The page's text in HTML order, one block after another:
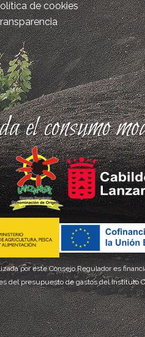
de cookies
el consumo
por este Consejo Regulador es
del presupuesto de gastos del Instituto